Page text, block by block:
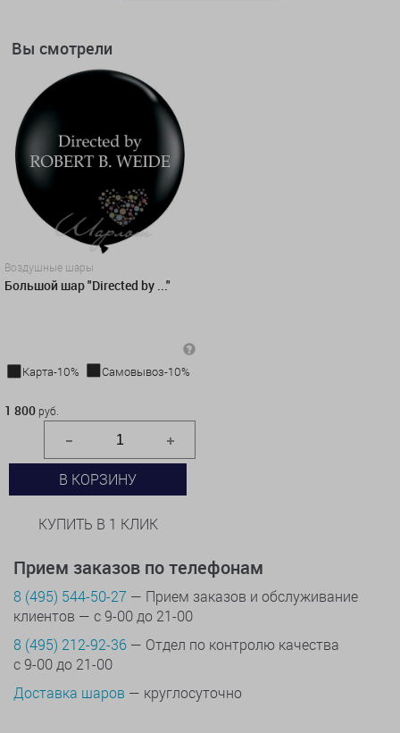
Вы смотрели
Воздушные шары
Большой шар "Directed by ..."
Карта-10%
Самовывоз-10%
1 800 руб.
В КОРЗИНУ
КУПИТЬ В 1 КЛИК
Прием заказов по телефонам
8 (495) 544-50-27 — Прием заказов и обслуживание
клиентов — с 9-00 до 21-00
8 (495) 212-92-36 — Отдел по контролю качества
с 9-00 до 21-00
Доставка шаров — круглосуточно